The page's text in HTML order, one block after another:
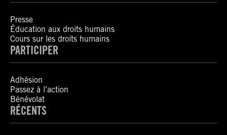
Presse
Éducation aux droits humains
Cours sur les droits humains
PARTICIPER
Adhésion
Passez à l’action
Bénévolat
RÉCENTS